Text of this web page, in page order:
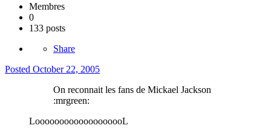
Membres
0
133 posts
Share
Posted October 22, 2005
On reconnait les fans de Mickael Jackson
:mrgreen:
LooooooooooooooooooL